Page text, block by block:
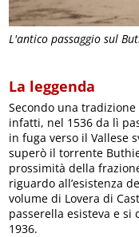
L'antico passaggio sul
La leggenda
Secondo una
infatti, nel 1536 da lì
in fuga verso il Vallese
superò il torrente
prossimità della
riguardo all’esistenza
volume di Lovera di
passerella esisteva e si
1936.